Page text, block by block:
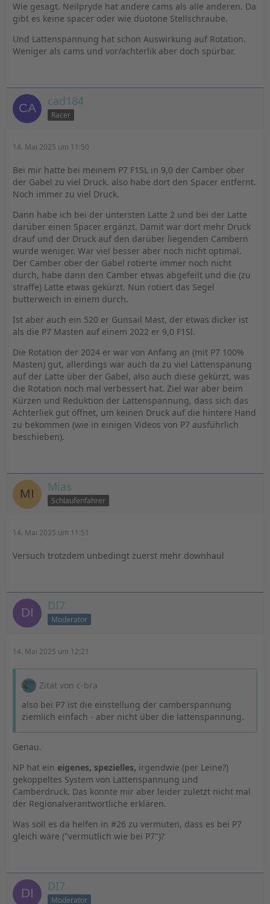
Wie gesagt. Neilpryde hat andere cams als alle anderen. Da
gibt es keine spacer oder wie duotone Stellschraube.
Und Lattenspannung hat schon Auswirkung auf Rotation.
Weniger als cams und vor/achterlik aber doch spürbar.
cad184
Racer
14. Mai 2025 um 11:50
Bei mir hatte bei meinem P7 F1SL in 9,0 der Camber ober
der Gabel zu viel Druck. also habe dort den Spacer entfernt.
Noch immer zu viel Druck.
Dann habe ich bei der untersten Latte 2 und bei der Latte
darüber einen Spacer ergänzt. Damit war dort mehr Druck
drauf und der Druck auf den darüber liegenden Cambern
wurde weniger. War viel besser aber noch nicht optimal.
Der Camber ober der Gabel rotierte immer noch nicht
durch, habe dann den Camber etwas abgefeilt und die (zu
straffe) Latte etwas gekürzt. Nun rotiert das Segel
butterweich in einem durch.
Ist aber auch ein 520 er Gunsail Mast, der etwas dicker ist
als die P7 Masten auf einem 2022 er 9,0 F1Sl.
Die Rotation der 2024 er war von Anfang an (mit P7 100%
Masten) gut, allerdings war auch da zu viel Lattenspanung
auf der Latte über der Gabel, also auch diese gekürzt, was
die Rotation noch mal verbessert hat. Ziel war aber beim
Kürzen und Reduktion der Lattenspannung, dass sich das
Achterliek gut öffnet, um keinen Druck auf die hintere Hand
zu bekommen (wie in einigen Videos von P7 ausführlich
beschieben).
Mias
Schlaufenfahrer
14. Mai 2025 um 11:51
Versuch trotzdem unbedingt zuerst mehr downhaul
DI7
Moderator
14. Mai 2025 um 12:21
Zitat von c-bra
also bei P7 ist die einstellung der camberspannung
ziemlich einfach - aber nicht über die lattenspannung.
Genau.
NP hat ein eigenes, spezielles, irgendwie (per Leine?)
gekoppeltes System von Lattenspannung und
Camberdruck. Das konnte mir aber leider zuletzt nicht mal
der Regionalverantwortliche erklären.
Was soll es da helfen in #26 zu vermuten, dass es bei P7
gleich wäre ("vermutlich wie bei P7")?
DI7
Moderator